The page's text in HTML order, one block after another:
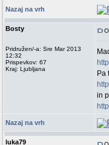
Nazaj na vrh
Bosty
Pridružen/-a: Sre Mar 2013
12:32
Prispevkov: 67
Kraj: Ljubljana
Pa
in
Nazaj na vrh
luka79